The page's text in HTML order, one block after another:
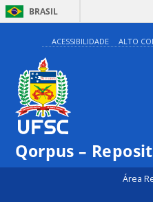
BRASIL
ACESSIBILIDADE ALTO
Qorpus –
Área